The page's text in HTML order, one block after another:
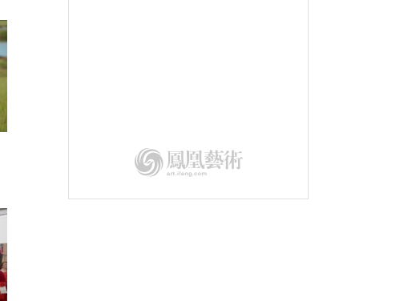
儿童优先|兰海：儿童优先的主动力